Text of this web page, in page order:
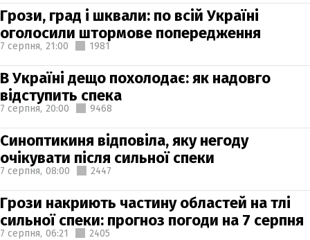
Грози, град і шквали: по всій Україні
оголосили штормове попередження
7 серпня, 21:00 1981
В Україні дещо похолодає: як надовго
відступить спека
7 серпня, 20:00 9468
Синоптикиня відповіла, яку негоду
очікувати після сильної спеки
7 серпня, 08:00 2447
Грози накриють частину областей на тлі
сильної спеки: прогноз погоди на 7 серпня
7 серпня, 06:21 2405